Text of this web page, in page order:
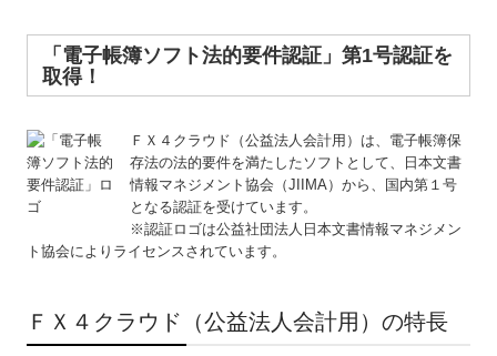
お問い合わせ
「電子帳簿ソフト法的要件認証」第1号認証を
取得！
ＦＸ４クラウド（公益法人会計用）は、電子帳簿保
存法の法的要件を満たしたソフトとして、日本文書
情報マネジメント協会（JIIMA）から、国内第１号
となる認証を受けています。
※認証ロゴは公益社団法人日本文書情報マネジメン
ト協会によりライセンスされています。
ＦＸ４クラウド（公益法人会計用）の特長